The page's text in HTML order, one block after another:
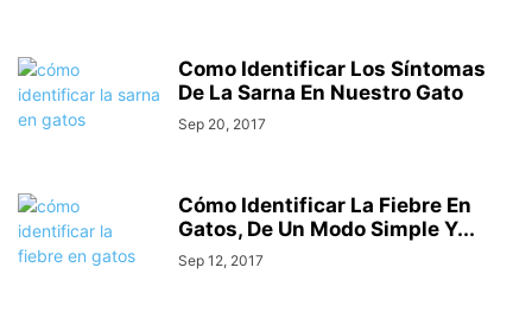
Como Identificar Los Síntomas
De La Sarna En Nuestro Gato
Sep 20, 2017
Cómo Identificar La Fiebre En
Gatos, De Un Modo Simple Y...
Sep 12, 2017